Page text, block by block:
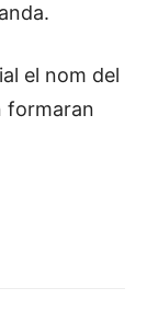
el nom del
formaran